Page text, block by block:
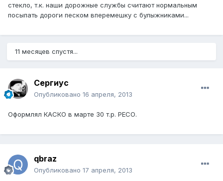
стекло, т.к. наши дорожные службы считают нормальным
посыпать дороги песком вперемешку с булыжниками...
11 месяцев спустя...
Сергиус
Опубликовано 16 апреля, 2013
Оформлял КАСКО в марте 30 т.р. РЕСО.
qbraz
Опубликовано 17 апреля, 2013